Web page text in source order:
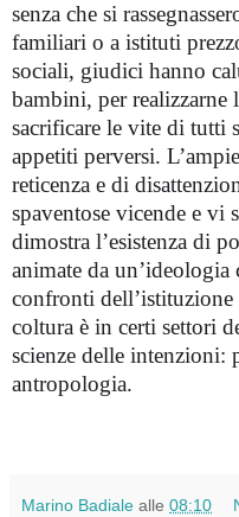
senza che si
familiari o a istituti
sociali, giudici hanno
bambini, per realizzarne
sacrificare le vite di tutti
appetiti perversi.
reticenza e di
spaventose vicende e vi
dimostra l’esistenza di
animate da
confronti
coltura è in certi settori
scienze delle intenzioni:
antropologia.
Marino Badiale alle 08:10